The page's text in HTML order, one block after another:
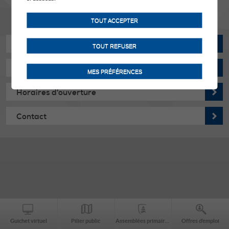
Horaires d'ouverture
Contact
Guichet virtuel Pilier public Offres d’emploi
TOUT ACCEPTER
TOUT REFUSER
MES PRÉFÉRENCES